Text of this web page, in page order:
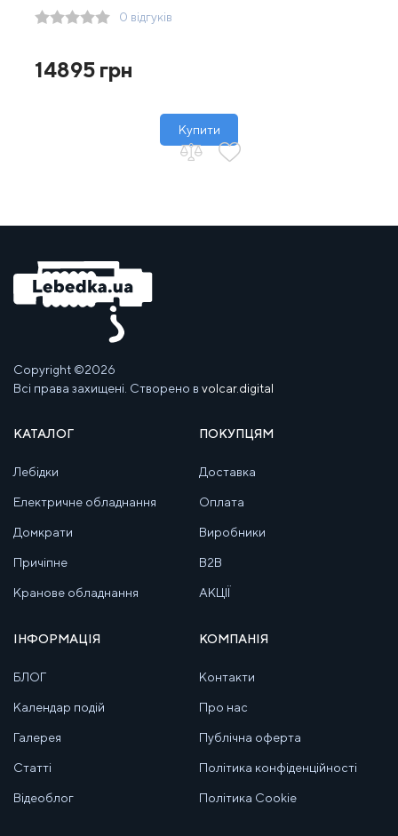
0 відгуків
14895 грн
Купити
Copyright ©2026
Всі права захищені. Створено в volcar.digital
КАТАЛОГ
Лебідки
Електричне обладнання
Домкрати
Причіпне
Кранове обладнання
ПОКУПЦЯМ
Доставка
Оплата
Виробники
B2B
АКЦІЇ
ІНФОРМАЦІЯ
БЛОГ
Календар подій
Галерея
Статті
Відеоблог
КОМПАНІЯ
Контакти
Про нас
Публічна оферта
Політика конфіденційності
Політика Cookie